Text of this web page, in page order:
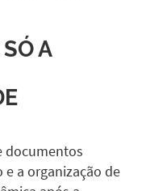
A
documentos
e a organização de